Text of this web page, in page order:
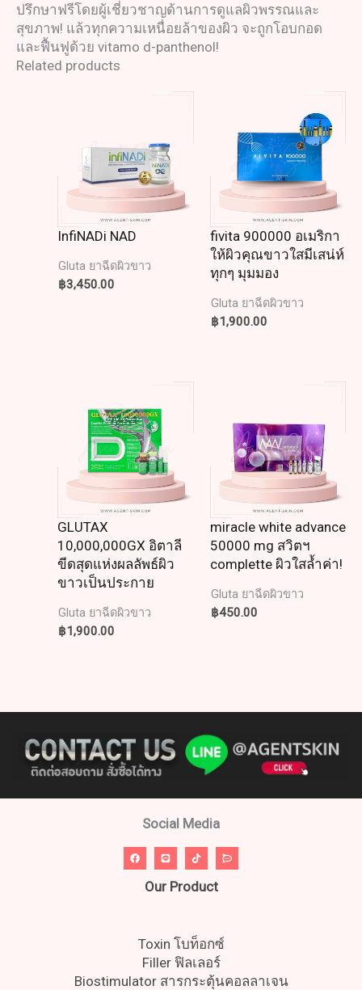
ปรึกษาฟรีโดยผู้เชี่ยวชาญด้านการดูแลผิวพรรณและ
สุขภาพ! แล้วทุกความเหนื่อยล้าของผิว จะถูกโอบกอด
และฟื้นฟูด้วย vitamo d-panthenol!
Related products
InfiNADi NAD
Gluta ยาฉีดผิวขาว
฿3,450.00
fivita 900000 อเมริกา
ให้ผิวคุณขาวใสมีเสน่ห์
ทุกๆ มุมมอง
Gluta ยาฉีดผิวขาว
฿1,900.00
GLUTAX
10,000,000GX อิตาลี
ขีดสุดแห่งผลลัพธ์ผิว
ขาวเป็นประกาย
Gluta ยาฉีดผิวขาว
฿1,900.00
miracle white advance
50000 mg สวิตฯ
complette ผิวใสล้ำค่า!
Gluta ยาฉีดผิวขาว
฿450.00
Social Media
Our Product
Toxin โบท็อกซ์
Filler ฟิลเลอร์
Biostimulator สารกระตุ้นคอลลาเจน